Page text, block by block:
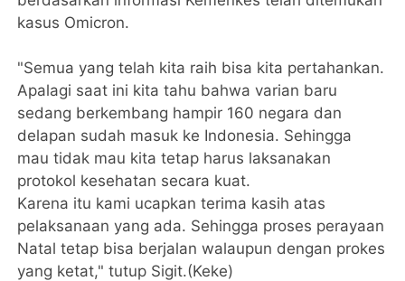
kasus Omicron.
"Semua yang telah kita raih bisa kita pertahankan.
Apalagi saat ini kita tahu bahwa varian baru
sedang berkembang hampir 160 negara dan
delapan sudah masuk ke Indonesia. Sehingga
mau tidak mau kita tetap harus laksanakan
protokol kesehatan secara kuat.
Karena itu kami ucapkan terima kasih atas
pelaksanaan yang ada. Sehingga proses perayaan
Natal tetap bisa berjalan walaupun dengan prokes
yang ketat," tutup Sigit.(Keke)